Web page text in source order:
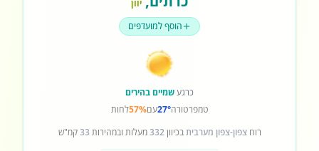
יוון
הוסף למועדפים
כרגעשמיים בהירים
טמפרטורה27°עם57%לחות
רוחצפון-צפון מערביתבכיוון332מעלות ובמהירות 33קמ"ש